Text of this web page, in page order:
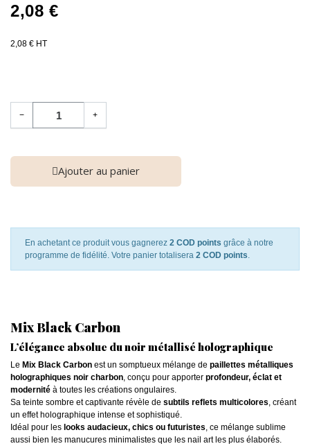
2,08 €
2,08 € HT
− +
Ajouter au panier
En achetant ce produit vous gagnerez 2 COD points grâce à notre
programme de fidélité. Votre panier totalisera 2 COD points.
Mix Black Carbon
L’élégance absolue du noir métallisé holographique
Le Mix Black Carbon est un somptueux mélange de paillettes métalliques
holographiques noir charbon, conçu pour apporter profondeur, éclat et
modernité à toutes les créations ongulaires.
Sa teinte sombre et captivante révèle de subtils reflets multicolores, créant
un effet holographique intense et sophistiqué.
Idéal pour les looks audacieux, chics ou futuristes, ce mélange sublime
aussi bien les manucures minimalistes que les nail art les plus élaborés.